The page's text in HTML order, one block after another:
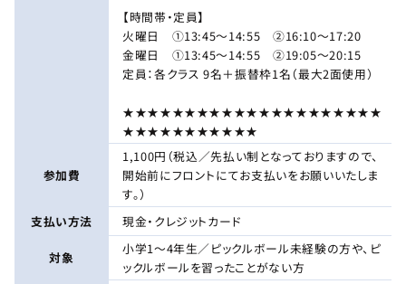
【時間帯・定員】
火曜日 ①13:45～14:55 ②16:10～17:20
金曜日 ①13:45～14:55 ②19:05～20:15
定員：各クラス 9名＋振替枠1名（最大2面使用）
★★★★★★★★★★★★★★★★★★★★★
★★★★★★★★★★★
参加費
1,100円（税込／先払い制となっておりますので、
開始前にフロントにてお支払いをお願いいたしま
す。）
支払い方法
現金・クレジットカード
対象
小学1～4年生／ピックルボール未経験の方や、ピ
ックルボールを習ったことがない方